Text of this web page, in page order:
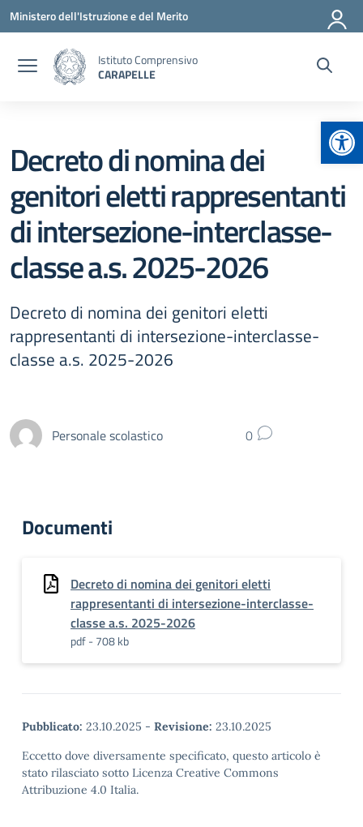
Vai ai contenuti
Vai al menu di navigazione
Vai al footer
Ministero dell'Istruzione e del Merito
Istituto Comprensivo
CARAPELLE
Decreto di nomina dei
genitori eletti rappresentanti
di intersezione-interclasse-
classe a.s. 2025-2026
Decreto di nomina dei genitori eletti
rappresentanti di intersezione-interclasse-
classe a.s. 2025-2026
Personale scolastico 0
Documenti
Decreto di nomina dei genitori eletti
rappresentanti di intersezione-interclasse-
classe a.s. 2025-2026
pdf - 708 kb
Pubblicato: 23.10.2025 - Revisione: 23.10.2025
Eccetto dove diversamente specificato, questo articolo è
stato rilasciato sotto Licenza Creative Commons
Attribuzione 4.0 Italia.